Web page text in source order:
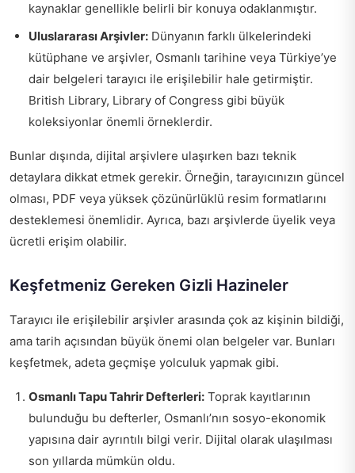
kaynaklar genellikle belirli bir konuya odaklanmıştır.
Uluslararası Arşivler: Dünyanın farklı ülkelerindeki
kütüphane ve arşivler, Osmanlı tarihine veya Türkiye’ye
dair belgeleri tarayıcı ile erişilebilir hale getirmiştir.
British Library, Library of Congress gibi büyük
koleksiyonlar önemli örneklerdir.
Bunlar dışında, dijital arşivlere ulaşırken bazı teknik
detaylara dikkat etmek gerekir. Örneğin, tarayıcınızın güncel
olması, PDF veya yüksek çözünürlüklü resim formatlarını
desteklemesi önemlidir. Ayrıca, bazı arşivlerde üyelik veya
ücretli erişim olabilir.
Keşfetmeniz Gereken Gizli Hazineler
Tarayıcı ile erişilebilir arşivler arasında çok az kişinin bildiği,
ama tarih açısından büyük önemi olan belgeler var. Bunları
keşfetmek, adeta geçmişe yolculuk yapmak gibi.
Osmanlı Tapu Tahrir Defterleri: Toprak kayıtlarının
bulunduğu bu defterler, Osmanlı’nın sosyo-ekonomik
yapısına dair ayrıntılı bilgi verir. Dijital olarak ulaşılması
son yıllarda mümkün oldu.